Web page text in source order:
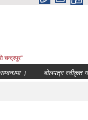
चन्द्रपुर"
। बोलपत्र स्वीकृत